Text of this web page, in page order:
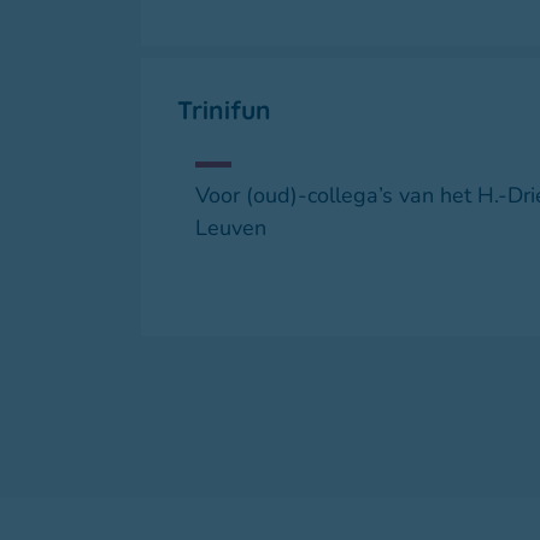
Trinifun
Voor (oud)-collega’s van het H.-
Leuven